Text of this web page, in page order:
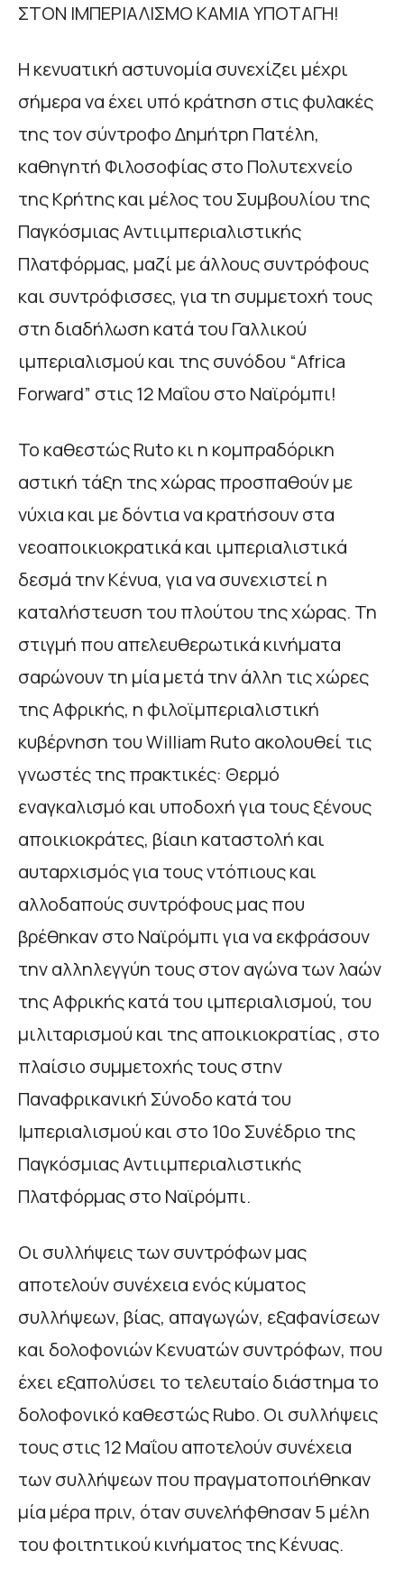
ΣΤΟΝ ΙΜΠΕΡΙΑΛΙΣΜΟ ΚΑΜΙΑ ΥΠΟΤΑΓΗ!
Η κενυατική αστυνομία συνεχίζει μέχρι
σήμερα να έχει υπό κράτηση στις φυλακές
της τον σύντροφο Δημήτρη Πατέλη,
καθηγητή Φιλοσοφίας στο Πολυτεχνείο
της Κρήτης και μέλος του Συμβουλίου της
Παγκόσμιας Αντιιμπεριαλιστικής
Πλατφόρμας, μαζί με άλλους συντρόφους
και συντρόφισσες, για τη συμμετοχή τους
στη διαδήλωση κατά του Γαλλικού
ιμπεριαλισμού και της συνόδου “Africa
Forward” στις 12 Μαΐου στο Ναϊρόμπι!
Το καθεστώς Ruto κι η κομπραδόρικη
αστική τάξη της χώρας προσπαθούν με
νύχια και με δόντια να κρατήσουν στα
νεοαποικιοκρατικά και ιμπεριαλιστικά
δεσμά την Κένυα, για να συνεχιστεί η
καταλήστευση του πλούτου της χώρας. Τη
στιγμή που απελευθερωτικά κινήματα
σαρώνουν τη μία μετά την άλλη τις χώρες
της Αφρικής, η φιλοϊμπεριαλιστική
κυβέρνηση του William Ruto ακολουθεί τις
γνωστές της πρακτικές: Θερμό
εναγκαλισμό και υποδοχή για τους ξένους
αποικιοκράτες, βίαιη καταστολή και
αυταρχισμός για τους ντόπιους και
αλλοδαπούς συντρόφους μας που
βρέθηκαν στο Ναϊρόμπι για να εκφράσουν
την αλληλεγγύη τους στον αγώνα των λαών
της Αφρικής κατά του ιμπεριαλισμού, του
μιλιταρισμού και της αποικιοκρατίας , στο
πλαίσιο συμμετοχής τους στην
Παναφρικανική Σύνοδο κατά του
Ιμπεριαλισμού και στο 10ο Συνέδριο της
Παγκόσμιας Αντιιμπεριαλιστικής
Πλατφόρμας στο Ναϊρόμπι.
Οι συλλήψεις των συντρόφων μας
αποτελούν συνέχεια ενός κύματος
συλλήψεων, βίας, απαγωγών, εξαφανίσεων
και δολοφονιών Κενυατών συντρόφων, που
έχει εξαπολύσει το τελευταίο διάστημα το
δολοφονικό καθεστώς Rubo. Οι συλλήψεις
τους στις 12 Μαΐου αποτελούν συνέχεια
των συλλήψεων που πραγματοποιήθηκαν
μία μέρα πριν, όταν συνελήφθησαν 5 μέλη
του φοιτητικού κινήματος της Κένυας.